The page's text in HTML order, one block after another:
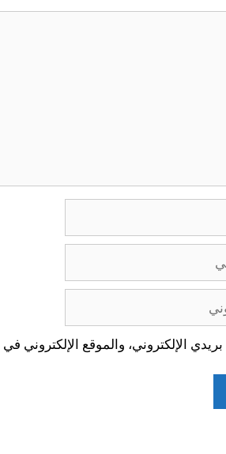
الإلكتروني، والموقع الإلكتروني